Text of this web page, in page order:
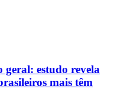
geral: estudo revela
mais têm